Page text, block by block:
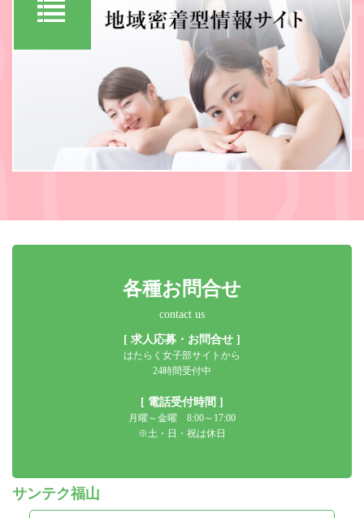
各種お問合せ
contact us
[ 求人応募・お問合せ ]
はたらく女子部サイトから
24時間受付中
[ 電話受付時間 ]
月曜～金曜 8:00～17:00
※土・日・祝は休日
サンテク福山